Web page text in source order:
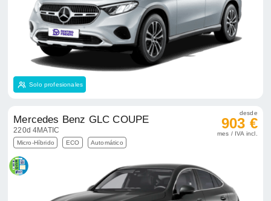
Solo profesionales
Mercedes Benz GLC COUPE
220d 4MATIC
Micro-Híbrido ECO Automático
desde
903 €
mes / IVA incl.